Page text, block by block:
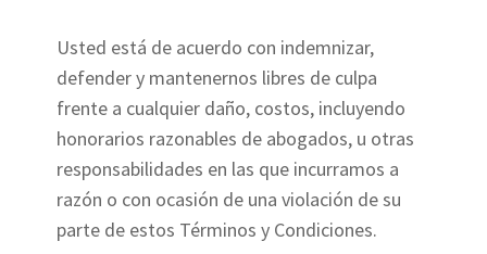
Usted está de acuerdo con indemnizar,
defender y mantenernos libres de culpa
frente a cualquier daño, costos, incluyendo
honorarios razonables de abogados, u otras
responsabilidades en las que incurramos a
razón o con ocasión de una violación de su
parte de estos Términos y Condiciones.